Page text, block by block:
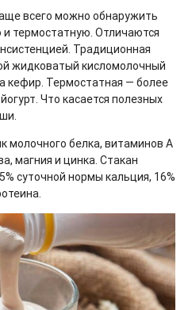
всего можно обнаружить
термостатную. Отличаются
Традиционная
жидковатый кисломолочный
кефир. Термостатная — более
Что касается полезных
молочного белка, витаминов A
магния и цинка. Стакан
суточной нормы кальция, 16%